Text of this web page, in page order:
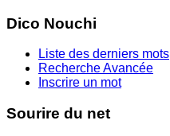
Dico Nouchi
Liste des derniers mots
Recherche Avancée
Inscrire un mot
Sourire du net